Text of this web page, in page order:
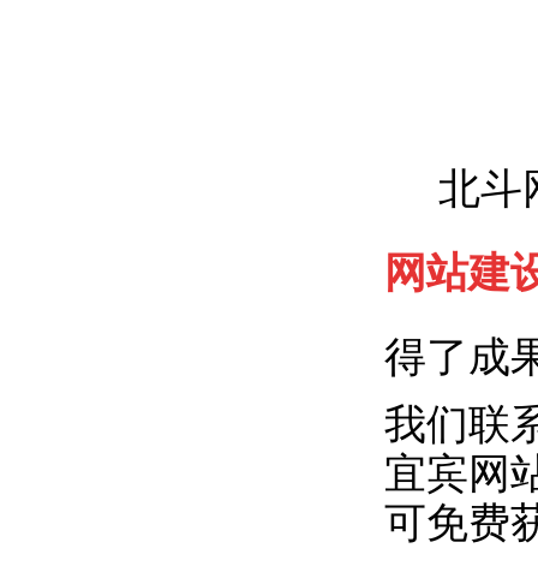
北斗
网站建
得了成
我们联
宜宾网
可免费